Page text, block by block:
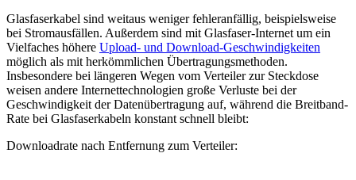
Glasfaserkabel sind weitaus weniger fehleranfällig, beispielsweise
bei Stromausfällen. Außerdem sind mit Glasfaser-Internet um ein
Vielfaches höhere Upload- und Download-Geschwindigkeiten
möglich als mit herkömmlichen Übertragungsmethoden.
Insbesondere bei längeren Wegen vom Verteiler zur Steckdose
weisen andere Internettechnologien große Verluste bei der
Geschwindigkeit der Datenübertragung auf, während die Breitband-
Rate bei Glasfaserkabeln konstant schnell bleibt:
Downloadrate nach Entfernung zum Verteiler: